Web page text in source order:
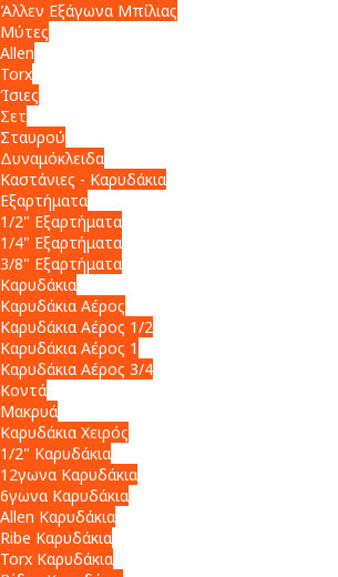
Άλλεν Εξάγωνα Μπίλιας
Μύτες
Allen
Torx
Ίσιες
Σετ
Σταυρού
Δυναμόκλειδα
Καστάνιες - Καρυδάκια
Εξαρτήματα
1/2" Εξαρτήματα
1/4" Εξαρτήματα
3/8" Εξαρτήματα
Καρυδάκια
Καρυδάκια Αέρος
Καρυδάκια Αέρος 1/2
Καρυδάκια Αέρος 1
Καρυδάκια Αέρος 3/4
Κοντά
Μακρυά
Καρυδάκια Χειρός
1/2" Καρυδάκια
12γωνα Καρυδάκια
6γωνα Καρυδάκια
Allen Καρυδάκια
Ribe Καρυδάκια
Torx Καρυδάκια